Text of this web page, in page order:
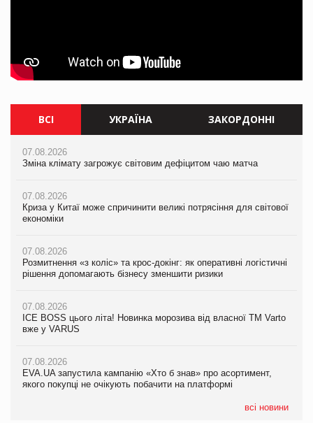
ВСІ УКРАЇНА ЗАКОРДОННІ
07.08.2026
Зміна клімату загрожує світовим дефіцитом чаю матча
07.08.2026
Криза у Китаї може спричинити великі потрясіння для світової
економіки
07.08.2026
Розмитнення «з коліс» та крос-докінг: як оперативні логістичні
рішення допомагають бізнесу зменшити ризики
07.08.2026
ICE BOSS цього літа! Новинка морозива від власної ТМ Varto
вже у VARUS
07.08.2026
EVA.UA запустила кампанію «Хто б знав» про асортимент,
якого покупці не очікують побачити на платформі
всі новини
07.08.2026
Зміна клімату загрожує світовим дефіцитом чаю матча
07.08.2026
Криза у Китаї може спричинити великі потрясіння для світової
економіки
07.08.2026
Kraft Heinz скоротила збиток у першому півріччі
Продажі Hugo Boss впали на 9%
07.08.2026
Зміна клімату загрожує світовим дефіцитом чаю матча
07.08.2026
Криза у Китаї може спричинити великі потрясіння для світової
економіки
07.08.2026
Kraft Heinz скоротила збиток у першому півріччі
Продажі Hugo Boss впали на 9%